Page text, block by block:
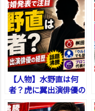
【人物】水野直は何
者？虎に翼出演俳優の
経歴